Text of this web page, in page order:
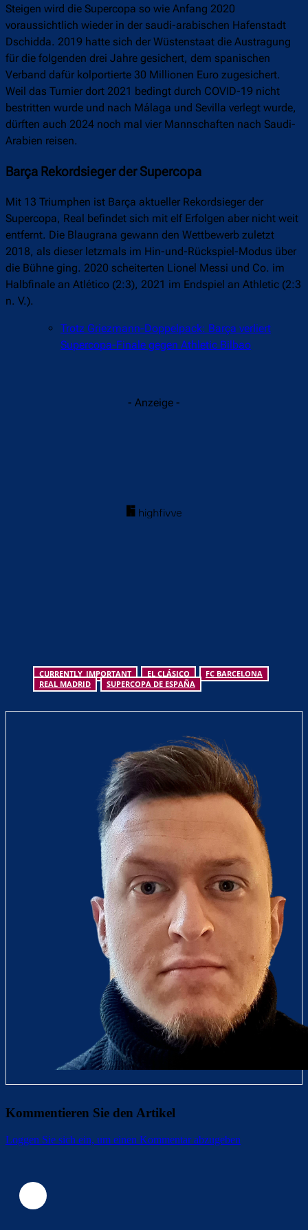
Steigen wird die Supercopa so wie Anfang 2020
voraussichtlich wieder in der saudi-arabischen Hafenstadt
Dschidda. 2019 hatte sich der Wüstenstaat die Austragung
für die folgenden drei Jahre gesichert, dem spanischen
Verband dafür kolportierte 30 Millionen Euro zugesichert.
Weil das Turnier dort 2021 bedingt durch COVID-19 nicht
bestritten wurde und nach Málaga und Sevilla verlegt wurde,
dürften auch 2024 noch mal vier Mannschaften nach Saudi-
Arabien reisen.
Barça Rekordsieger der Supercopa
Mit 13 Triumphen ist Barça aktueller Rekordsieger der
Supercopa, Real befindet sich mit elf Erfolgen aber nicht weit
entfernt. Die Blaugrana gewann den Wettbewerb zuletzt
2018, als dieser letzmals im Hin-und-Rückspiel-Modus über
die Bühne ging. 2020 scheiterten Lionel Messi und Co. im
Halbfinale an Atlético (2:3), 2021 im Endspiel an Athletic (2:3
n. V.).
Trotz Griezmann-Doppelpack: Barça verliert
Supercopa-Finale gegen Athletic Bilbao
- Anzeige -
CURRENTLY_IMPORTANT EL CLÁSICO
FC BARCELONA
REAL MADRID
SUPERCOPA DE ESPAÑA
Kommentieren Sie den Artikel
Loggen Sie sich ein, um einen Kommentar abzugeben